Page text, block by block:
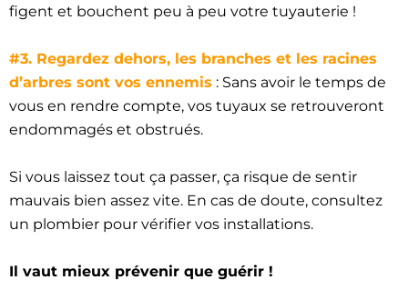
figent et bouchent peu à peu votre tuyauterie !
#3. Regardez dehors, les branches et les racines
d’arbres sont vos ennemis : Sans avoir le temps de
vous en rendre compte, vos tuyaux se retrouveront
endommagés et obstrués.
Si vous laissez tout ça passer, ça risque de sentir
mauvais bien assez vite. En cas de doute, consultez
un plombier pour vérifier vos installations.
Il vaut mieux prévenir que guérir !